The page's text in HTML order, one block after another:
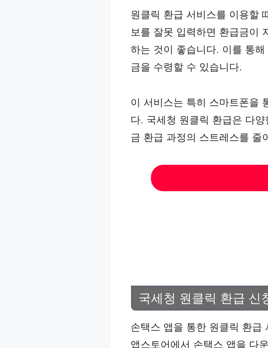
원클릭 환급 서비스를 이용할
보를 잘못 입력하면 환급금이
하는 것이 좋습니다. 이를 통
금을 수령할 수 있습니다.
이 서비스는 특히 스마트폰을
다. 국세청 원클릭 환급은 다
금 환급 과정의 스트레스를 줄
국세청 원클릭 환급 신
손택스 앱을 통한 원클릭 환급
앱스토어에서 손택스 앱을 다